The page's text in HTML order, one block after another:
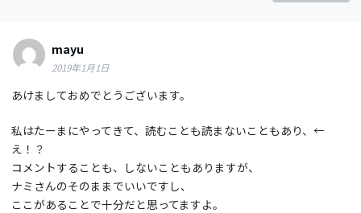
mayu
2019年1月1日
あけましておめでとうございます。
私はたーまにやってきて、読むことも読まないこともあり、←
え！？
コメントすることも、しないこともありますが、
ナミさんのそのままでいいですし、
ここがあることで十分だと思ってますよ。